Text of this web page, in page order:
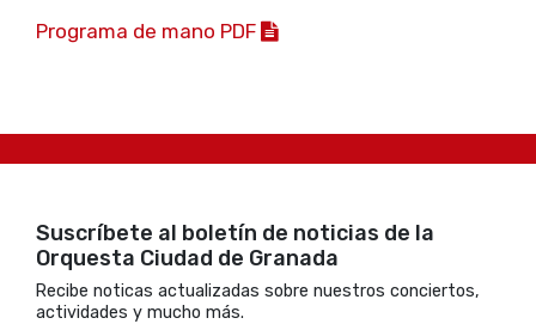
Programa de mano PDF
Suscríbete al boletín de noticias de la
Orquesta Ciudad de Granada
Recibe noticas actualizadas sobre nuestros conciertos,
actividades y mucho más.